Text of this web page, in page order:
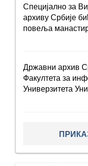
Специјално за
архиву Србије
повеља
Државни архив
Факултета за
Универзитета